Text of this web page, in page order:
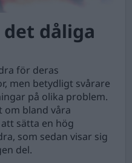
dåliga
för deras
men betydligt svårare
på olika problem.
om bland våra
sätta en hög
som sedan visar sig
del.